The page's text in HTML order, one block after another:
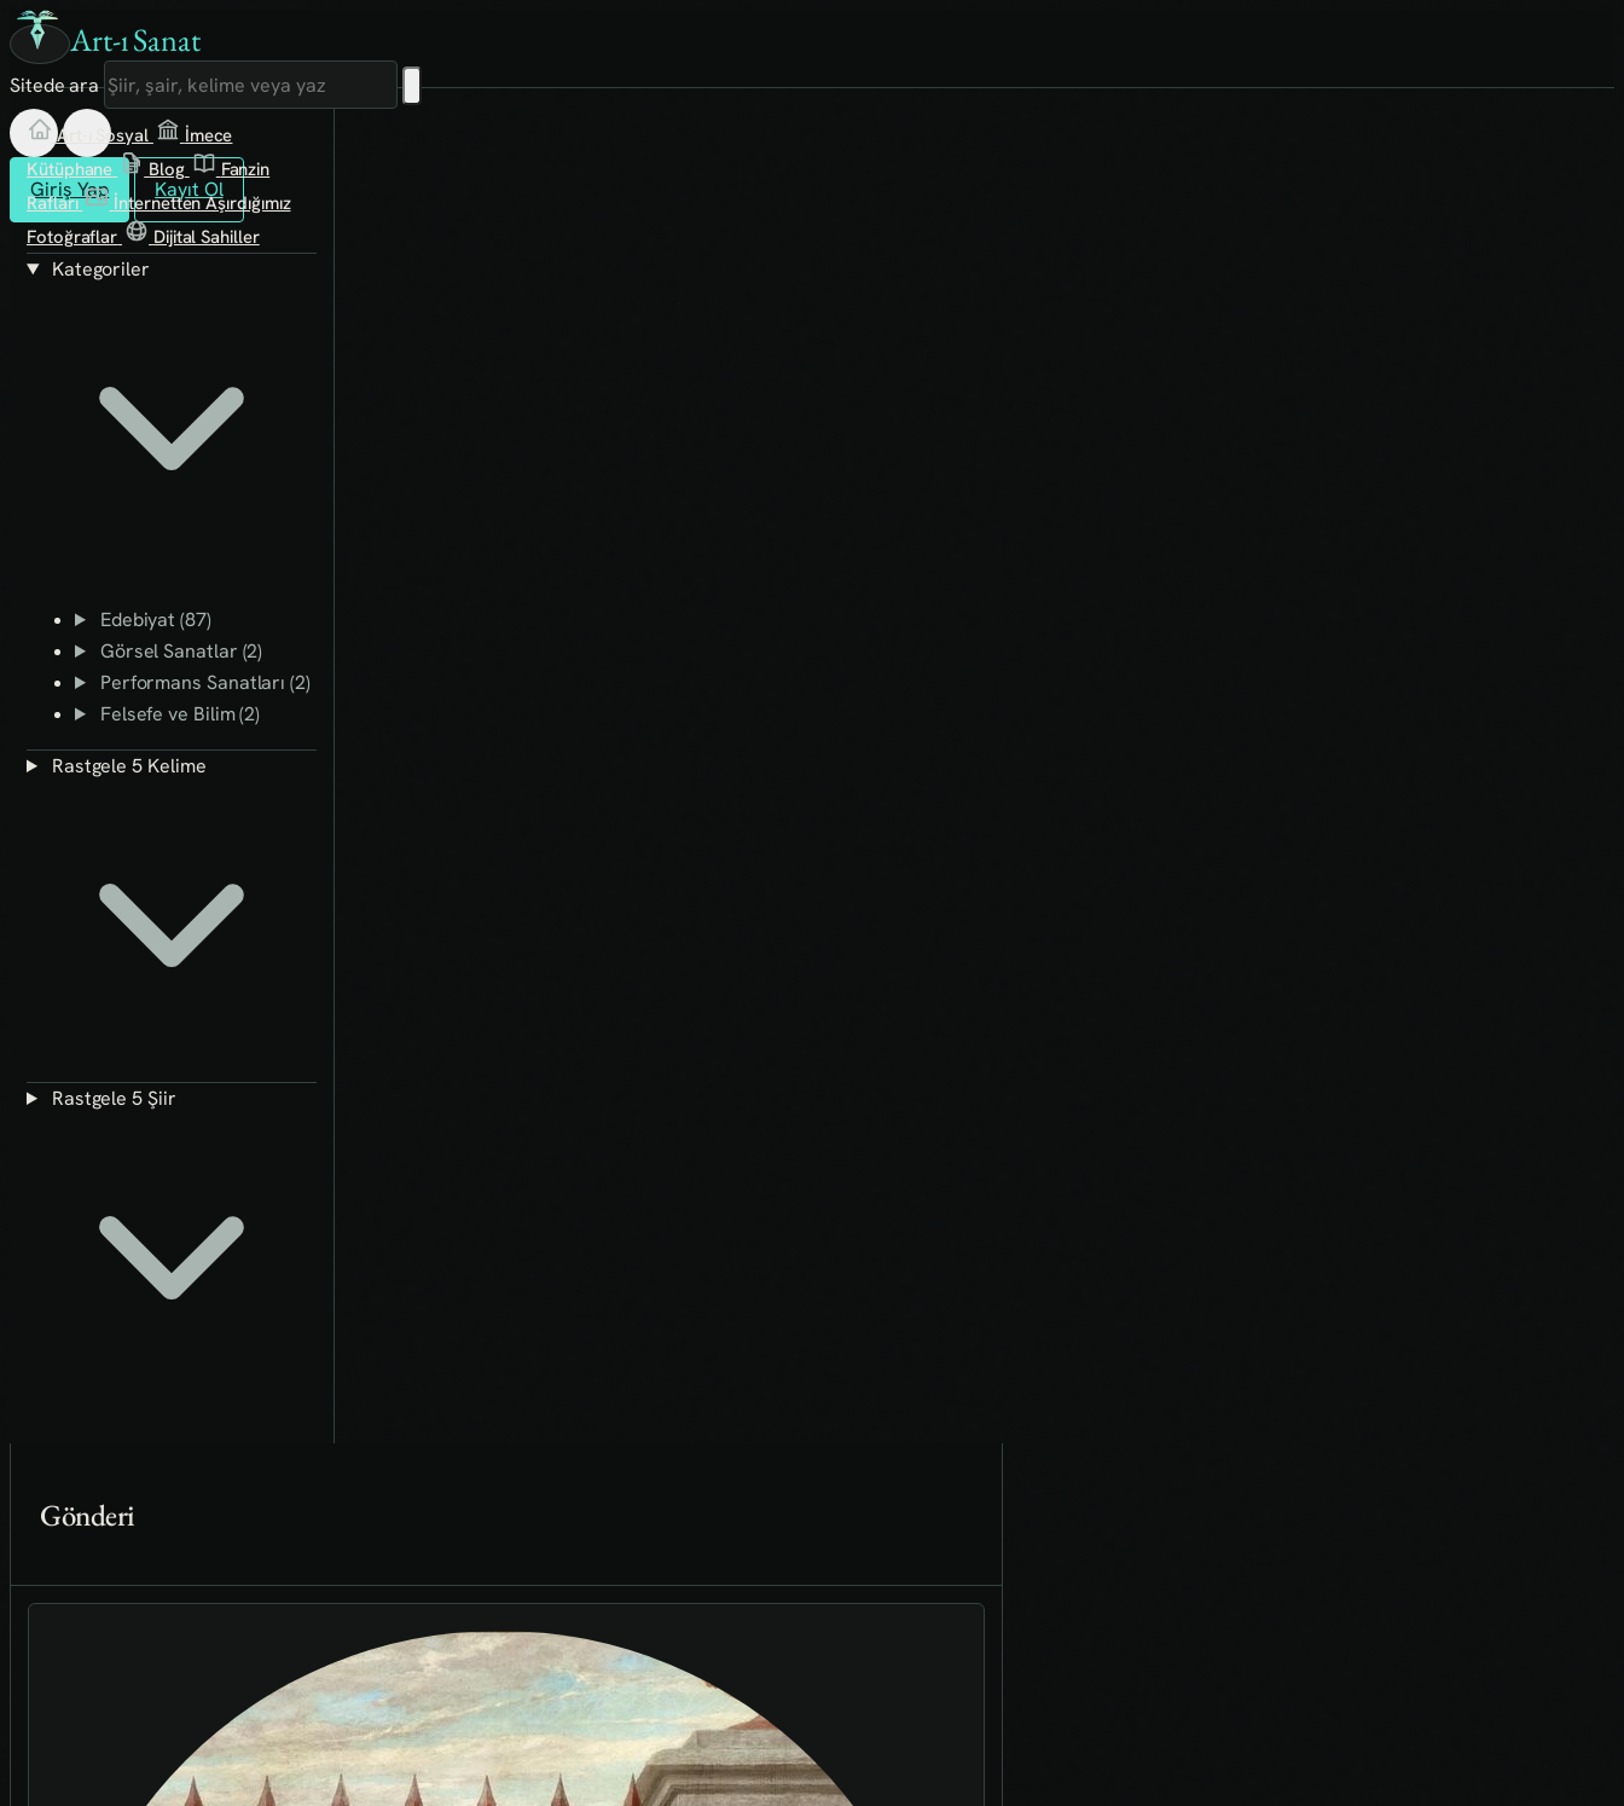
Art-ı Sanat
Sitede ara
Giriş Yap Kayıt Ol
Art-ı Sosyal
İmece
Kütüphane
Blog
Fanzin
Rafları
İnternetten Aşırdığımız
Fotoğraflar
Dijital Sahiller
Kategoriler
Edebiyat (87)
Görsel Sanatlar (2)
Performans Sanatları (2)
Felsefe ve Bilim (2)
Rastgele 5 Kelime
Rastgele 5 Şiir
Gönderi